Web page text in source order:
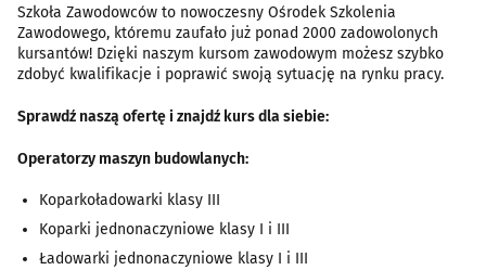
Szkoła Zawodowców to nowoczesny Ośrodek Szkolenia
Zawodowego, któremu zaufało już ponad 2000 zadowolonych
kursantów! Dzięki naszym kursom zawodowym możesz szybko
zdobyć kwalifikacje i poprawić swoją sytuację na rynku pracy.
Sprawdź naszą ofertę i znajdź kurs dla siebie:
Operatorzy maszyn budowlanych:
Koparkoładowarki klasy III
Koparki jednonaczyniowe klasy I i III
Ładowarki jednonaczyniowe klasy I i III